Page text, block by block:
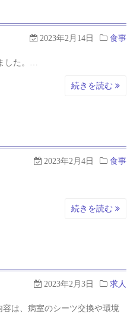
2023年2月14日 食事
した。…
続きを読む
2023年2月4日 食事
続きを読む
2023年2月3日 求人
は、病室のシーツ交換や環境